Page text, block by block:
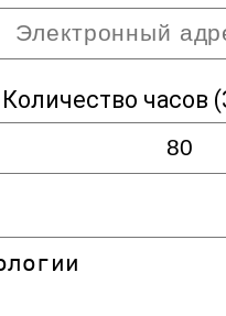
Количество часов